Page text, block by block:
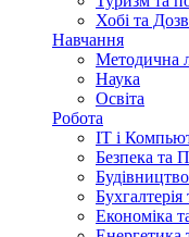
Хобі та
Навчання
Методична
Наука
Освіта
Робота
IT і
Безпека та
Економіка